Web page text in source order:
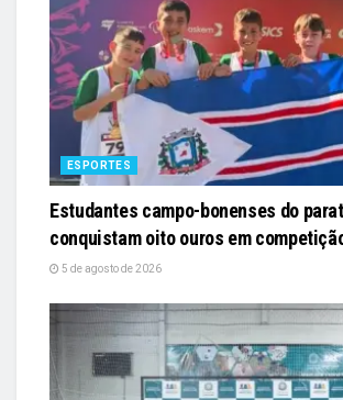
ESPORTES
Estudantes campo-bonenses do
conquistam oito ouros em
5 de agosto de 2026